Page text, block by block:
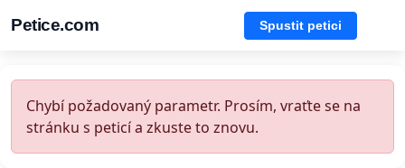
Petice.com Spustit petici
Chybí požadovaný parametr. Prosím, vraťte se na
stránku s peticí a zkuste to znovu.